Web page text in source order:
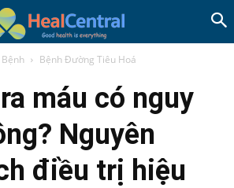
Bệnh Đường Tiêu Hoá
máu có nguy
Nguyên
điều trị hiệu